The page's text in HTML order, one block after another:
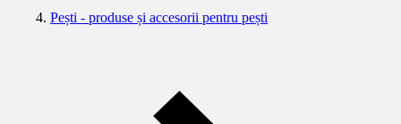
Pești - produse și accesorii pentru pești